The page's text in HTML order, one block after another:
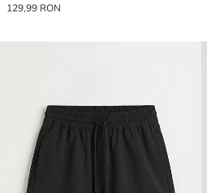
129,99 RON